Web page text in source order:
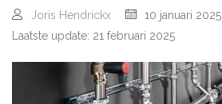
Joris Hendrickx
10 januari 2025
Laatste update: 21 februari 2025